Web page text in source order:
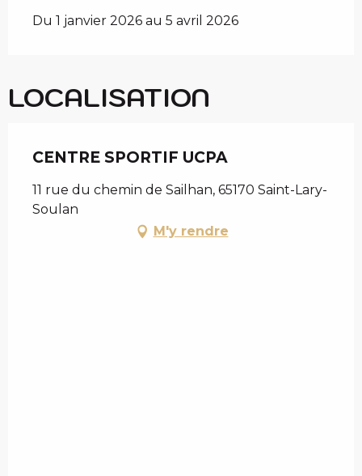
Du 1 janvier 2026 au 5 avril 2026
LOCALISATION
CENTRE SPORTIF UCPA
11 rue du chemin de Sailhan, 65170 Saint-Lary-
Soulan
M'y rendre